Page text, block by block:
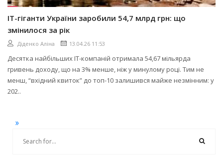
ІТ-гіганти України заробили 54,7 млрд грн: що
змінилося за рік
Діденко Аліна 13.04.26 11:53
Десятка найбільших ІТ-компаній отримала 54,67 мільярда
гривень доходу, що на 3% менше, ніж у минулому році. Тим не
менш, “вхідний квиток” до топ-10 залишився майже незмінним: у
202..
»